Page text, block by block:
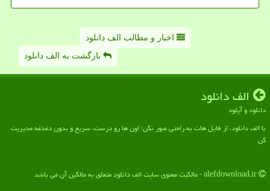
اخبار و مطالب الف دانلود
بازگشت به الف دانلود
الف دانلود
دانلود و آپلود
با الف دانلود، از فایل هات به راحتی عبور نکن؛ اون ها رو درست، سریع و بدون دغدغه مدیریت
کن